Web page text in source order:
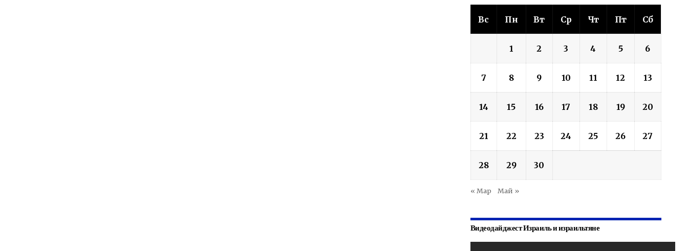
Вс Пн Вт Ср Чт Пт Сб
1 2 3 4 5 6
7 8 9 10 11 12 13
14 15 16 17 18 19 20
21 22 23 24 25 26 27
28 29 30
« Мар Май »
Видеодайджест Израиль и израильтяне